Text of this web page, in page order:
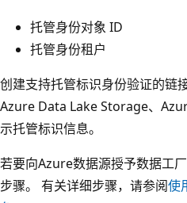
托管身份对象 ID
托管身份租户
创建支持托管标识身份验证的链
Azure Data Lake Storage、
示托管标识信息。
若要向Azure数据源授予数据工
步骤。 有关详细步骤，请参阅使